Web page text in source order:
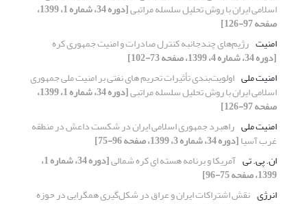
اسلامی ایران با روش تحلیل سلسله مراتبی [دوره 34، شماره 1، 1399،
صفحه 97-126]
امنیت رژیم‌های چندجانبه کنترل صادرات و امنیت جمهوری کره
[دوره 34، شماره 4، 1399، صفحه 73-102]
امنیت ملی اولویت‌بندی تأثیرات تحریم های نفتی بر امنیت ملی جمهوری
اسلامی ایران با روش تحلیل سلسله مراتبی [دوره 34، شماره 1، 1399،
صفحه 97-126]
امنیت ملی راهبرد جمهوری اسلامی ایران در شکست داعش در منطقه
غرب آسیا[دوره 34، شماره 3، 1399، صفحه 96-75]
ان. پی. تی آمریکا و برنامه هسته ای کره شمالی [دوره 34، شماره 1،
1399، صفحه 75-96]
انرژی نقش اشتراکات ایران و عراق در شکل‌گیری همگرایی در حوزه